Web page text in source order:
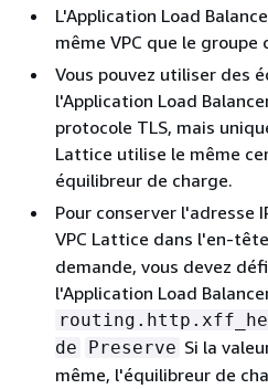
L'Application Load
même VPC que le groupe
Vous pouvez utiliser des
l'Application Load
protocole TLS, mais
Lattice utilise le même
équilibreur de charge.
Pour conserver l'adresse
VPC Lattice dans l'en-
demande, vous devez
l'Application Load
de
Preserve Si la
même, l'équilibreur de